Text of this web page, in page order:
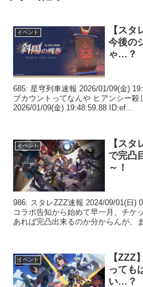
イベント
【ス
今後の
ゃ…？
685: 星穹列車速報 2026/01/09(金)
ブカウントってなんや ヒアンシー
2026/01/09(金) 19:48:59.88 ID:ef...
イベント
【ス
で完凸
～！
986: スタレZZZ速報 2024/09/01(日)
コラボ告知から始めて早一月、チケ
あれば完凸出来るのか分からんが、
イベント
【ZZZ
っても
い…？